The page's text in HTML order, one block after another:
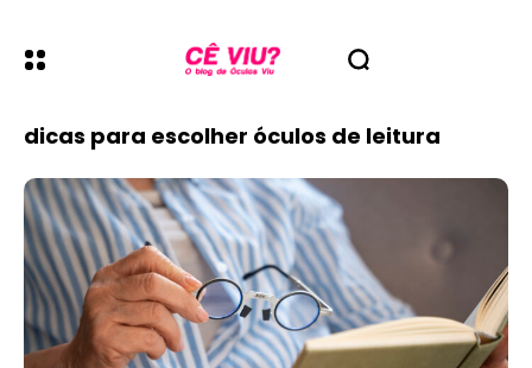
dicas para escolher óculos de leitura